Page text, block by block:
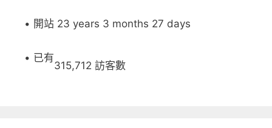
• 開站 23 years 3 months 27 days
• 已有
315,712 訪客數